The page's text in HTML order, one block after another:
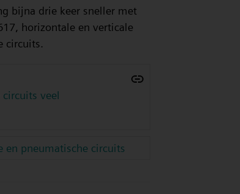
bijna drie keer sneller met
horizontale en verticale
circuits.
veel
en pneumatische circuits